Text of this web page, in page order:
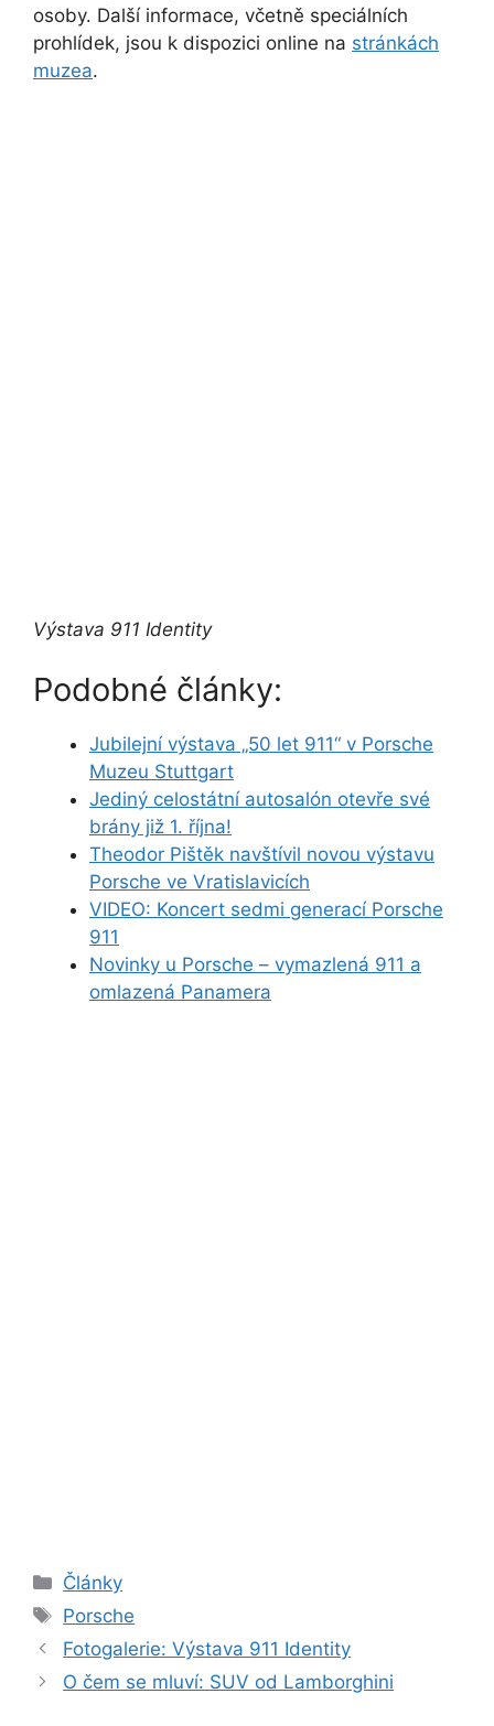
osoby. Další informace, včetně speciálních
prohlídek, jsou k dispozici online na stránkách
muzea.
Výstava 911 Identity
Podobné články:
Jubilejní výstava „50 let 911“ v Porsche
Muzeu Stuttgart
Jediný celostátní autosalón otevře své
brány již 1. října!
Theodor Pištěk navštívil novou výstavu
Porsche ve Vratislavicích
VIDEO: Koncert sedmi generací Porsche
911
Novinky u Porsche – vymazlená 911 a
omlazená Panamera
Rubriky
Články
Štítky
Porsche
Fotogalerie: Výstava 911 Identity
O čem se mluví: SUV od Lamborghini